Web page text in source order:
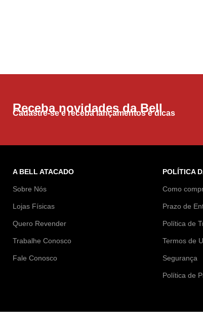
Receba novidades da Bell
Cadastre-se e receba lançamentos e dicas
A BELL ATACADO
Sobre Nós
Lojas Físicas
Quero Revender
Trabalhe Conosco
Fale Conosco
POLÍTICA
Como
Prazo de
Política de
Termos de
Segurança
Política de